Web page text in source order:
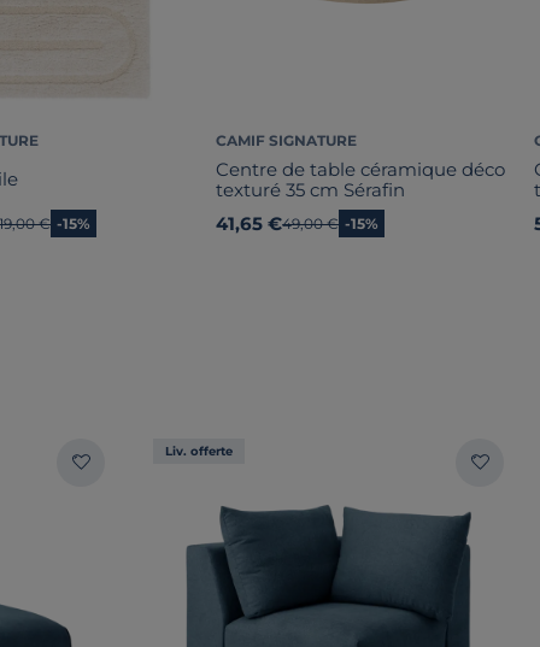
prix
€ -15%
CAMIF SIGNATURE
Centre de table céramique déco
texturé 35 cm Sérafin
41,65 €Ancien prix
49,00 € -15%
Liv. offerte